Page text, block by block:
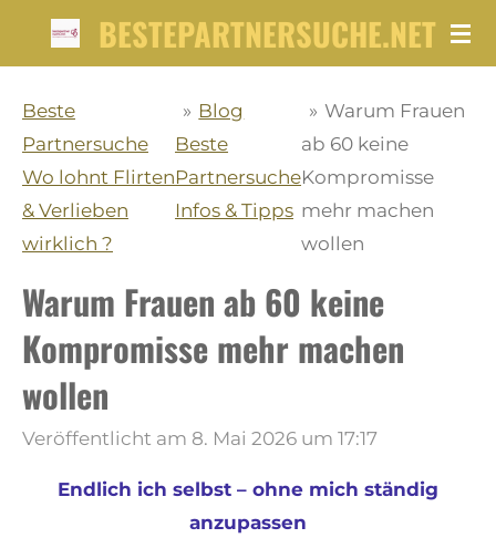
BESTEPARTNERSUCHE.NET
Beste
Partnersuche
Wo lohnt Flirten
& Verlieben
wirklich ?
» Blog
Beste
Partnersuche
Infos & Tipps
» Warum Frauen
ab 60 keine
Kompromisse
mehr machen
wollen
Warum Frauen ab 60 keine
Kompromisse mehr machen
wollen
Veröffentlicht am 8. Mai 2026 um 17:17
Endlich ich selbst – ohne mich ständig
anzupassen